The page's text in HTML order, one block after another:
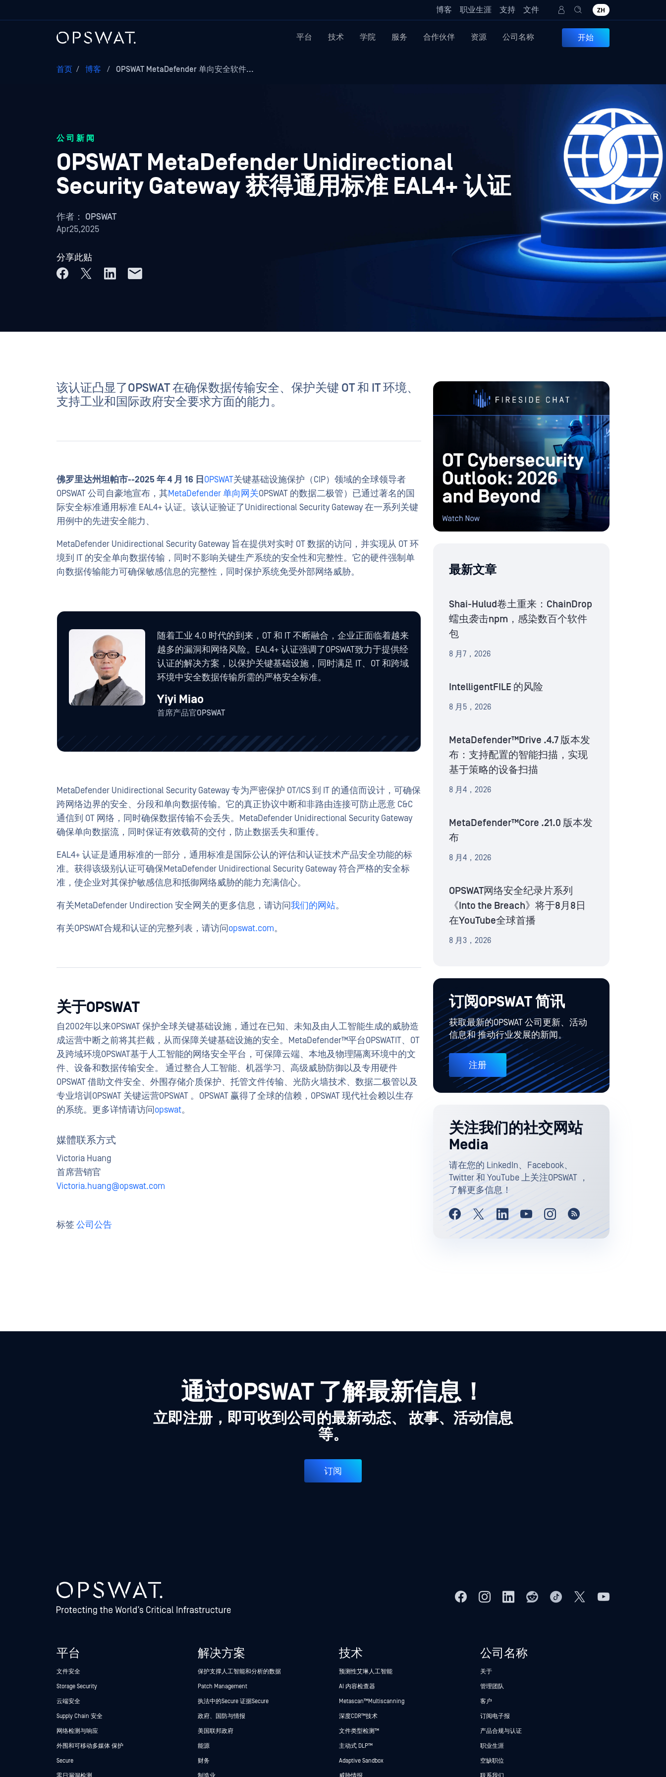
博客 职业生涯 支持 文件 ZH
平台 技术 学院 服务 合作伙伴 资源 公司名称 开始
首页 / 博客 / OPSWAT MetaDefender 单向安全软件...
公司新闻
OPSWAT MetaDefender Unidirectional
Security Gateway 获得通用标准 EAL4+ 认证
作者： OPSWAT
Apr25,2025
分享此贴
该认证凸显了OPSWAT 在确保数据传输安全、保护关键 OT 和 IT 环境、
支持工业和国际政府安全要求方面的能力。
佛罗里达州坦帕市--2025 年 4 月 16 日 OPSWAT关键基础设施保护（CIP）领域的全球领导者
OPSWAT 公司自豪地宣布，其MetaDefender 单向网关OPSWAT 的数据二极管）已通过著名的国
际安全标准通用标准 EAL4+ 认证。该认证验证了Unidirectional Security Gateway 在一系列关键
用例中的先进安全能力、
MetaDefender Unidirectional Security Gateway 旨在提供对实时 OT 数据的访问，并实现从 OT 环
境到 IT 的安全单向数据传输，同时不影响关键生产系统的安全性和完整性。它的硬件强制单
向数据传输能力可确保敏感信息的完整性，同时保护系统免受外部网络威胁。
随着工业 4.0 时代的到来，OT 和 IT 不断融合，企业正面临着越来
越多的漏洞和网络风险。EAL4+ 认证强调了OPSWAT致力于提供经
认证的解决方案，以保护关键基础设施，同时满足 IT、OT 和跨域
环境中安全数据传输所需的严格安全标准。
Yiyi Miao
首席产品官OPSWAT
MetaDefender Unidirectional Security Gateway 专为严密保护 OT/ICS 到 IT 的通信而设计，可确保
跨网络边界的安全、分段和单向数据传输。它的真正协议中断和非路由连接可防止恶意 C&C
通信到 OT 网络，同时确保数据传输不会丢失。MetaDefender Unidirectional Security Gateway
确保单向数据流，同时保证有效载荷的交付，防止数据丢失和重传。
EAL4+ 认证是通用标准的一部分，通用标准是国际公认的评估和认证技术产品安全功能的标
准。获得该级别认证可确保MetaDefender Unidirectional Security Gateway 符合严格的安全标
准，使企业对其保护敏感信息和抵御网络威胁的能力充满信心。
有关MetaDefender Undirection 安全网关的更多信息，请访问我们的网站。
有关OPSWAT合规和认证的完整列表，请访问opswat.com。
关于OPSWAT
自2002年以来OPSWAT 保护全球关键基础设施，通过在已知、未知及由人工智能生成的威胁造
成运营中断之前将其拦截，从而保障关键基础设施的安全。MetaDefender™平台OPSWATIT、OT
及跨域环境OPSWAT基于人工智能的网络安全平台，可保障云端、本地及物理隔离环境中的文
件、设备和数据传输安全。 通过整合人工智能、机器学习、高级威胁防御以及专用硬件
OPSWAT 借助文件安全、外围存储介质保护、托管文件传输、光防火墙技术、数据二极管以及
专业培训OPSWAT 关键运营OPSWAT 。OPSWAT 赢得了全球的信赖，OPSWAT 现代社会赖以生存
的系统。更多详情请访问opswat。
媒體联系方式
Victoria Huang
首席营销官
Victoria.huang@opswat.com
标签公司公告
最新文章
Shai-Hulud卷土重来：ChainDrop
蠕虫袭击npm，感染数百个软件
包
8 月7，2026
IntelligentFILE 的风险
8 月5，2026
MetaDefender™Drive .4.7 版本发
布：支持配置的智能扫描，实现
基于策略的设备扫描
8 月4，2026
MetaDefender™Core .21.0 版本发
布
8 月4，2026
OPSWAT网络安全纪录片系列
《Into the Breach》将于8月8日
在YouTube全球首播
8 月3，2026
订阅OPSWAT 简讯
获取最新的OPSWAT 公司更新、活动
信息和 推动行业发展的新闻。
注册
关注我们的社交网站
Media
请在您的 LinkedIn、Facebook、
Twitter 和 YouTube 上关注OPSWAT ，
了解更多信息！
通过OPSWAT 了解最新信息！
立即注册，即可收到公司的最新动态、 故事、活动信息
等。
订阅
平台
文件安全
Storage Security
云端安全
Supply Chain 安全
网络检测与响应
外围和可移动多媒体 保护
Secure
解决方案
保护支撑人工智能和分析的数据
Patch Management
执法中的Secure 证据Secure
政府、国防与情报
美国联邦政府
能源
财务
技术
预测性艾琳人工智能
AI 内容检查器
Metascan™ Multiscanning
深度CDR™技术
文件类型检测™
主动式 DLP™
Adaptive Sandbox
公司名称
关于
管理团队
客户
订阅电子报
产品合规与认证
职业生涯
空缺职位